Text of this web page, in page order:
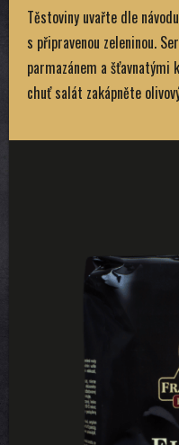
Těstoviny uvařte dle
s připravenou zeleninou.
parmazánem a šťavnatými
chuť salát zakápněte